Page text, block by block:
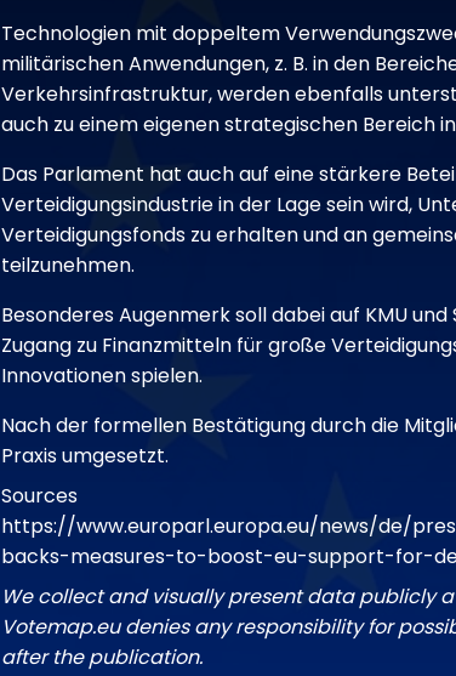
Technologien mit doppeltem
militärischen Anwendungen, z. B. in den
Verkehrsinfrastruktur, werden ebenfalls
auch zu einem eigenen strategischen Bereich
Das Parlament hat auch auf eine stärkere
Verteidigungsindustrie in der Lage sein wird,
Verteidigungsfonds zu erhalten und an
teilzunehmen.
Besonderes Augenmerk soll dabei auf KMU
Zugang zu Finanzmitteln für große
Innovationen spielen.
Nach der formellen Bestätigung durch die
Praxis umgesetzt.
Sources
https://www.europarl.europa.eu/news/de/
backs-measures-to-boost-eu-support-for-
We collect and visually present data publicly
Votemap.eu denies any responsibility for
after the publication.